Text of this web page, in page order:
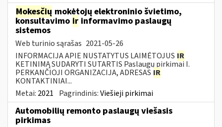
Mokesčių mokėtojų elektroninio švietimo,
konsultavimo ir informavimo paslaugų
sistemos
Web turinio sąrašas 2021-05-26
INFORMACIJA APIE NUSTATYTUS LAIMĖTOJUS IR
KETINIMĄ SUDARYTI SUTARTIS Paslaugų pirkimai I.
PERKANČIOJI ORGANIZACIJA, ADRESAS IR
KONTAKTINIAI...
Metai: 2021 Pagrindinis:Viešieji pirkimai
Automobilių remonto paslaugų viešasis
pirkimas